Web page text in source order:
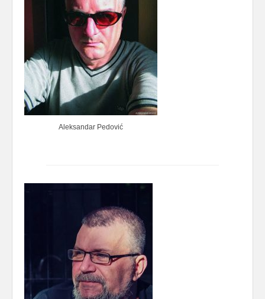
Aleksandar Pedović